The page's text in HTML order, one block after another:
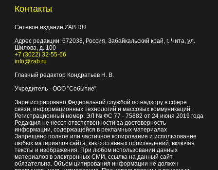
Контакты
Сетевое издание ZAB.RU
Адрес редакции: 672038, Россия, Забайкальский край, г. Чита, ул.
Шилова, д. 100
+7 (3022) 32-55-66
info@zab.ru
Главный редактор Кондратьев Н. В.
Учредитель - ООО "Событие"
Зарегистрировано Федеральной службой по надзору в сфере
связи, информационных технологий и массовых коммуникаций.
Регистрационный номер: ЭЛ № ФС 77 - 75882 от 24 июня 2019 года
Редакция не несет ответственности за достоверность
информации, содержащейся в рекламных материалах
Запрещено полное или частичное копирование и использование
любых материалов сайта, как составных произведений, включая
тексты и изображения. При любом использовании данных
материалов в электронных СМИ, ссылка на данный сайт
обязательна. Объем цитирования информации не должен